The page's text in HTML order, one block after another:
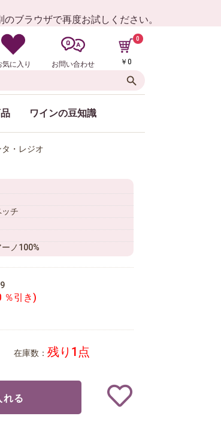
ブラウザで再度お試しください。
気に入り お問い合わせ
0
￥0
ワインの豆知識
・レジオ
チ
ノ100%
％引き)
在庫数： 残り1点
れる